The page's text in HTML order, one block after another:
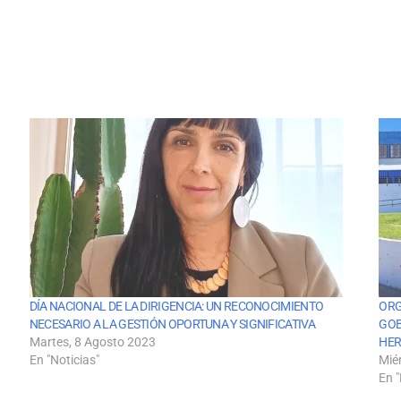
DÍA NACIONAL DE LA DIRIGENCIA: UN RECONOCIMIENTO
NECESARIO A LA GESTIÓN OPORTUNA Y SIGNIFICATIVA
Martes, 8 Agosto 2023
En "Noticias"
En